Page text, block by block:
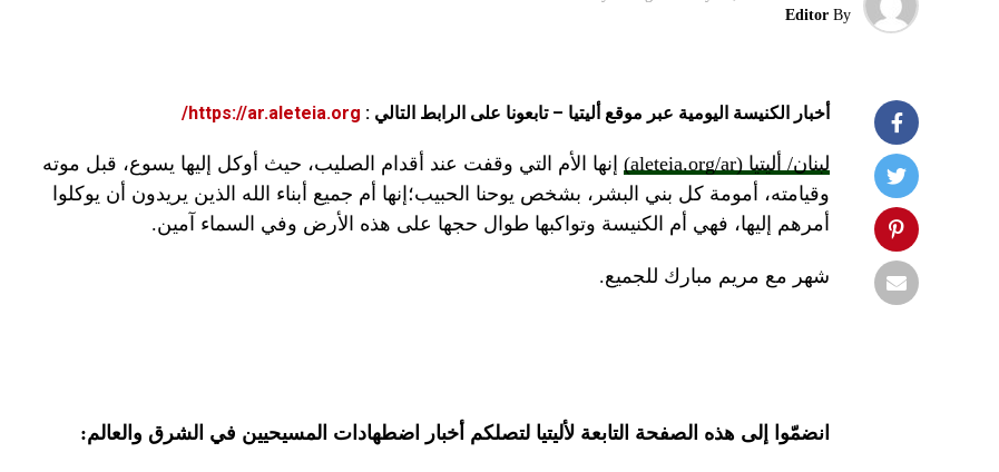
By
Editor
أخبار الكنيسة اليومية عبر موقع أليتيا – تابعونا على الرابط التالي : https://ar.aleteia.org/
لبنان/ أليتيا (aleteia.org/ar)
إنها الأم التي وقفت عند أقدام الصليب، حيث أوكل إليها يسوع، قبل موته
وقيامته، أمومة كل بني البشر، بشخص يوحنا الحبيب؛إنها أم جميع أبناء الله الذين يريدون أن يوكلوا
أمرهم إليها، فهي أم الكنيسة وتواكبها طوال حجها على هذه الأرض وفي السماء آمين.
شهر مع مريم مبارك للجميع.
انضمّوا إلى هذه الصفحة التابعة لأليتيا لتصلكم أخبار اضطهادات المسيحيين في الشرق والعالم: